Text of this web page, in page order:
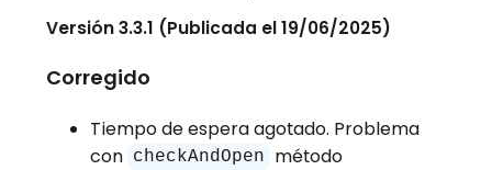
Versión 3.3.1 (Publicada el 19/06/2025)
Corregido
Tiempo de espera agotado. Problema
con checkAndOpen método